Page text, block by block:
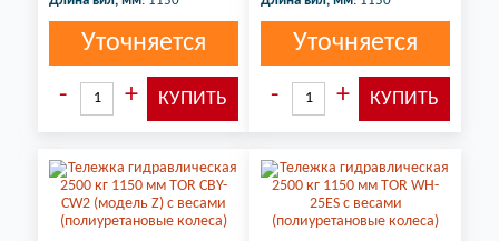
Уточняется Уточняется